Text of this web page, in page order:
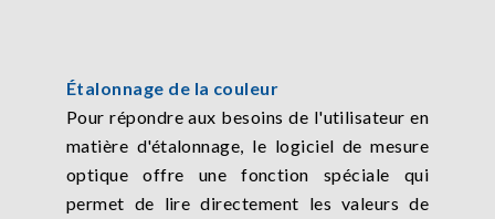
Étalonnage de la couleur
Pour répondre aux besoins de l'utilisateur en
matière d'étalonnage, le logiciel de mesure
optique offre une fonction spéciale qui
permet de lire directement les valeurs de